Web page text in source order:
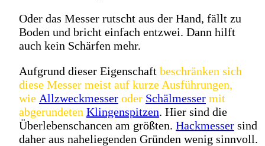
Oder das Messer rutscht aus der Hand, fällt zu
Boden und bricht einfach entzwei. Dann hilft
auch kein Schärfen mehr.
Aufgrund dieser Eigenschaft beschränken sich
diese Messer meist auf kurze Ausführungen,
wie Allzweckmesser oder Schälmesser mit
abgerundeten Klingenspitzen. Hier sind die
Überlebenschancen am größten. Hackmesser sind
daher aus naheliegenden Gründen wenig sinnvoll.